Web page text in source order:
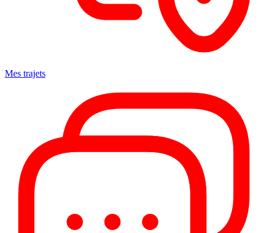
Mes trajets